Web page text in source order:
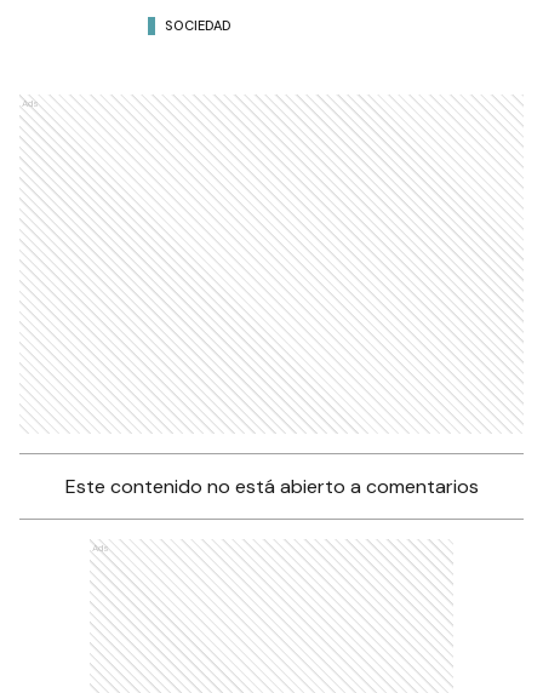
SOCIEDAD
Ads
Este contenido no está abierto a comentarios
Ads